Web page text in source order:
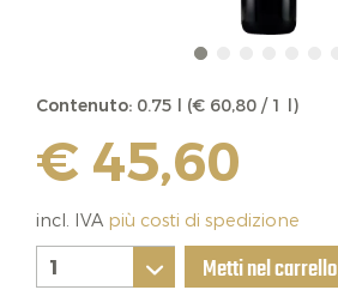
Contenuto: 0.75 l (€ 60,80 / 1 l)
€ 45,60
incl. IVA più costi di spedizione
Metti nel carrello